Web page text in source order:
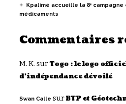
Kpalimé accueille la 8ᵉ
médicaments
Commentaires
M. K. surTogo : le logo
d’indépendance dévoilé
Swan Calle surBTP et